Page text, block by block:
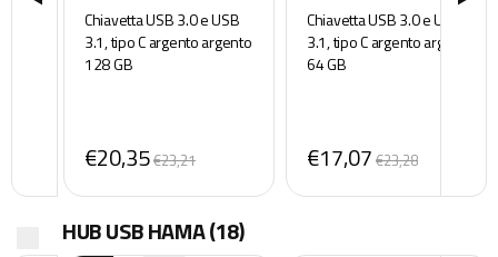
Chiavetta USB 3.0 e USB
3.1, tipo C argento argento
128 GB
€20,35€23,21
Chiavetta USB 3.0 e USB
3.1, tipo C argento argento
64 GB
€17,07 €23,28
HUB USB HAMA(18)